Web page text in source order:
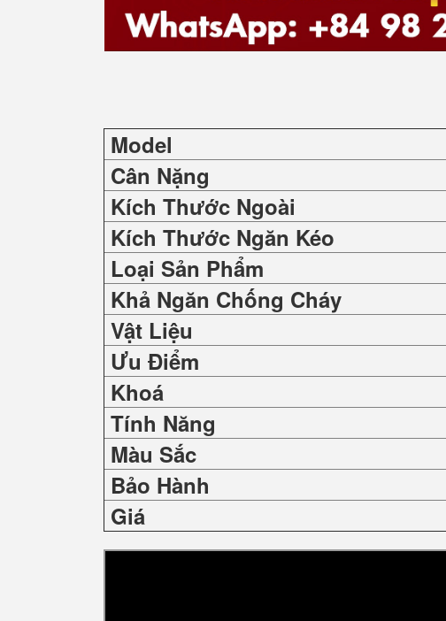
Model
Cân Nặng
Kích Thước Ngoài
Kích Thước Ngăn Kéo
Loại Sản Phẩm
Khả Ngăn Chống Cháy
Vật Liệu
Ưu Điểm
Khoá
Tính Năng
Màu Sắc
Bảo Hành
Giá